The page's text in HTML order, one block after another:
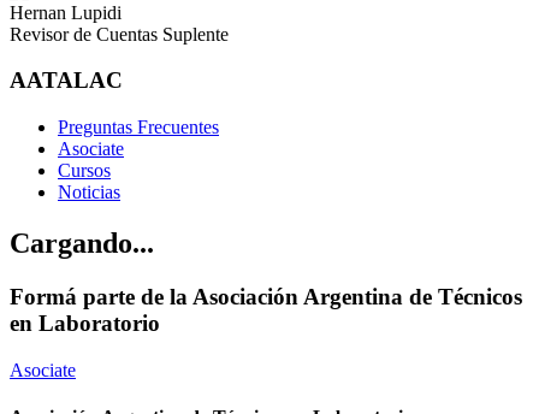
Hernan Lupidi
Revisor de Cuentas Suplente
AATALAC
Preguntas Frecuentes
Asociate
Cursos
Noticias
Cargando...
Formá parte de la Asociación Argentina de Técnicos
en Laboratorio
Asociate